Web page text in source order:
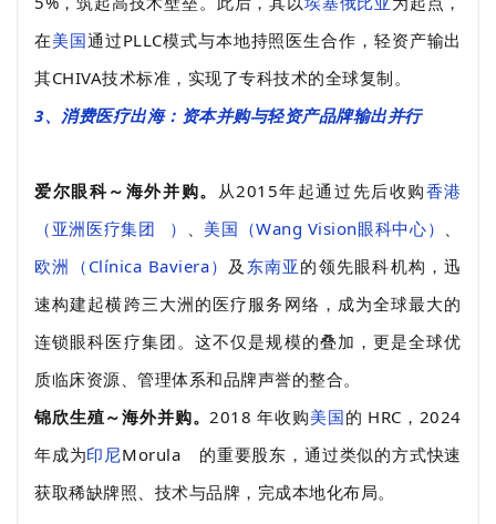
在美国通过PLLC模式与本地持照医生合作，轻资产输出
其CHIVA技术标准，实现了专科技术的全球复制。
3、消费医疗出海：资本并购与轻资产品牌输出并行
爱尔眼科～海外并购。 从2015年起通过先后收购香港
（ 亚洲医疗集团 ） 美国（Wang Vision眼科中心）
欧洲（Clínica Baviera） 及 东南亚的领先眼科机构，迅
速构建起横跨三大洲的医疗服务网络，成为全球最大的
连锁眼科医疗集团。这不仅是规模的叠加，更是全球优
质临床资源、管理体系和品牌声誉的整合。
锦欣生殖～海外并购。 2018 年收购美国的 HRC，2024
年成为印尼Morula
的重要股东，通过类似的方式快速
获取稀缺牌照、技术与品牌，完成本地化布局。